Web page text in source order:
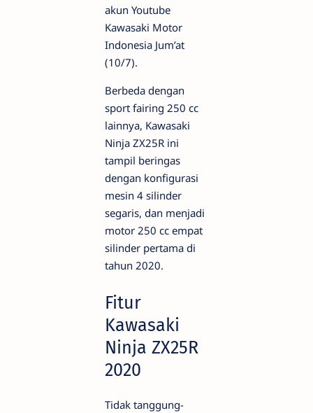
akun Youtube
Kawasaki Motor
Indonesia Jum’at
(10/7).
Berbeda dengan
sport fairing 250 cc
lainnya, Kawasaki
Ninja ZX25R ini
tampil beringas
dengan konfigurasi
mesin 4 silinder
segaris, dan menjadi
motor 250 cc empat
silinder pertama di
tahun 2020.
Fitur
Kawasaki
Ninja ZX25R
2020
Tidak tanggung-